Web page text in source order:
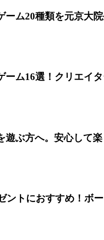
ーム20種類を元京大
ーム16選！クリエイ
遊ぶ方へ。安心して
ントにおすすめ！ボ